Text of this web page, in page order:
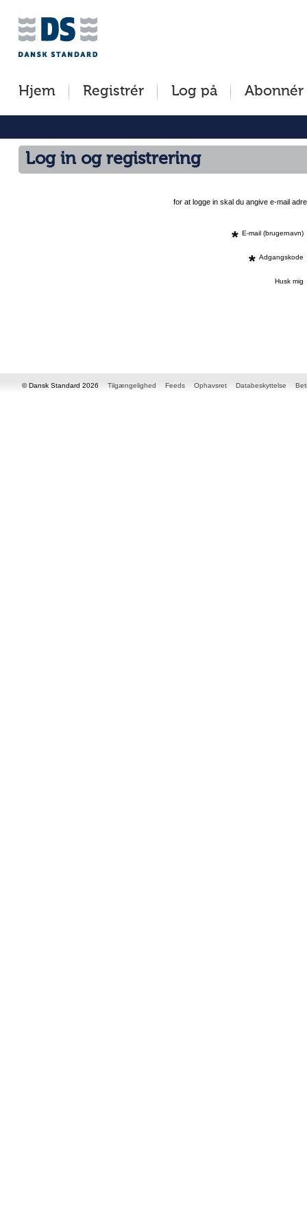
Jump
[s]Hjem Registrér Log på Abonnér
Log in og registrering
for at logge in skal du angive e-mail
* E-mail (brugernavn)
* Adgangskode
Husk mig
© Dansk Standard 2026 Tilgængelighed Feeds Ophavsret Databeskyttelse